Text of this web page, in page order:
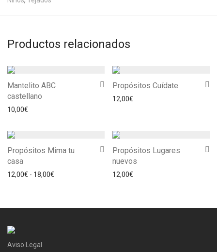
Productos relacionados
Mantelito ABC
castellano
10,00€
Propósitos Cuídate
12,00€
Propósitos Mima tu
casa
12,00€ - 18,00€ Rango de precios: desde 12,00€ hasta 18,00€
Propósitos Lugares
nuevos
12,00€
Aviso Legal